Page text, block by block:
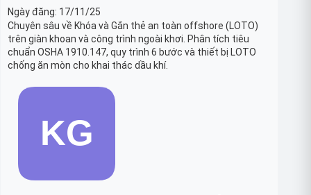
Ngày đăng: 17/11/25
Chuyên sâu về Khóa và Gắn thẻ an toàn offshore (LOTO)
trên giàn khoan và công trình ngoài khơi. Phân tích tiêu
chuẩn OSHA 1910.147, quy trình 6 bước và thiết bị LOTO
chống ăn mòn cho khai thác dầu khí.